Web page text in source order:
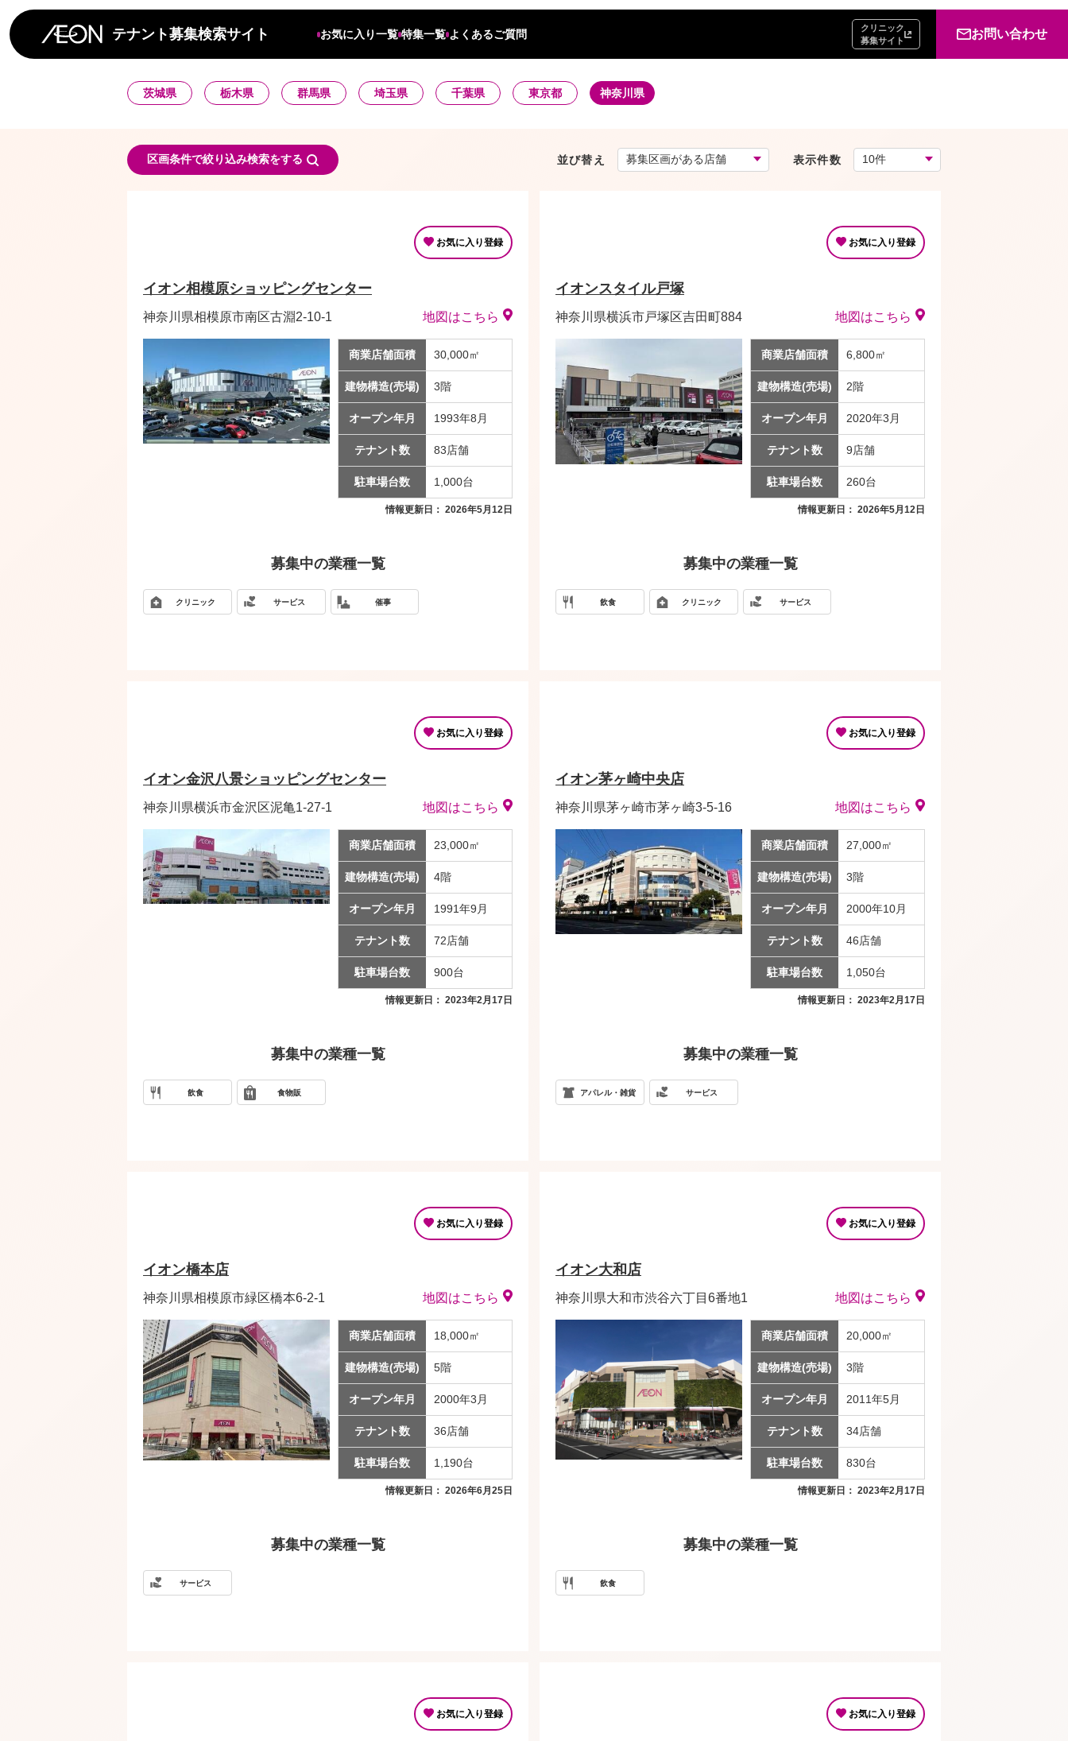
テナント募集検索サイト お気に入り一覧 特集一覧 よくあるご質問
クリニック
募集サイト
お問い合わせ
茨城県 栃木県 群馬県 埼玉県 千葉県 東京都 神奈川県
区画条件で絞り込み検索をする 並び替え 表示件数
お気に入り登録
イオン相模原ショッピングセンター
神奈川県相模原市南区古淵2-10-1 地図はこちら
商業店舗面積 30,000㎡
建物構造(売場) 3階
オープン年月 1993年8月
テナント数 83店舗
駐車場台数 1,000台
情報更新日： 2026年5月12日
募集中の業種一覧
クリニック サービス 催事
お気に入り登録
イオンスタイル戸塚
神奈川県横浜市戸塚区吉田町884 地図はこちら
商業店舗面積 6,800㎡
建物構造(売場) 2階
オープン年月 2020年3月
テナント数 9店舗
駐車場台数 260台
情報更新日： 2026年5月12日
募集中の業種一覧
飲食 クリニック サービス
お気に入り登録
イオン金沢八景ショッピングセンター
神奈川県横浜市金沢区泥亀1-27-1 地図はこちら
商業店舗面積 23,000㎡
建物構造(売場) 4階
オープン年月 1991年9月
テナント数 72店舗
駐車場台数 900台
情報更新日： 2023年2月17日
募集中の業種一覧
飲食 食物販
お気に入り登録
イオン茅ヶ崎中央店
神奈川県茅ヶ崎市茅ヶ崎3-5-16 地図はこちら
商業店舗面積 27,000㎡
建物構造(売場) 3階
オープン年月 2000年10月
テナント数 46店舗
駐車場台数 1,050台
情報更新日： 2023年2月17日
募集中の業種一覧
アパレル・雑貨 サービス
お気に入り登録
イオン橋本店
神奈川県相模原市緑区橋本6-2-1 地図はこちら
商業店舗面積 18,000㎡
建物構造(売場) 5階
オープン年月 2000年3月
テナント数 36店舗
駐車場台数 1,190台
情報更新日： 2026年6月25日
募集中の業種一覧
サービス
お気に入り登録
イオン大和店
神奈川県大和市渋谷六丁目6番地1 地図はこちら
商業店舗面積 20,000㎡
建物構造(売場) 3階
オープン年月 2011年5月
テナント数 34店舗
駐車場台数 830台
情報更新日： 2023年2月17日
募集中の業種一覧
飲食
お気に入り登録 お気に入り登録